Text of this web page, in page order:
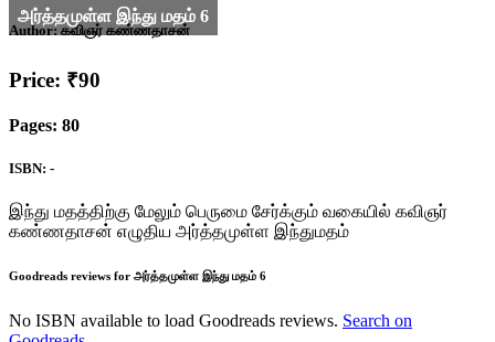
Author: கவிஞர் கண்ணதாசன்
Price: ₹90
Pages: 80
ISBN: -
இந்து மதத்திற்கு மேலும் பெருமை சேர்க்கும் வகையில் கவிஞர்
கண்ணதாசன் எழுதிய அர்த்தமுள்ள இந்துமதம்
Goodreads reviews for அர்த்தமுள்ள இந்து மதம் 6
No ISBN available to load Goodreads reviews. Search on